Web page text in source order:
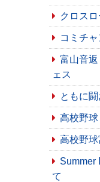
クロスロ
コミチ
富山音
ェス
ともに
高校野球
高校野
Summer
て